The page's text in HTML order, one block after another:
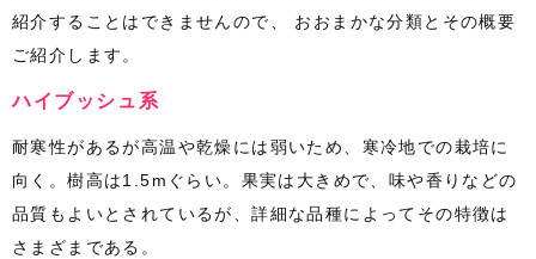
紹介することはできませんので、 おおまかな分類とその概要
ご紹介します。
ハイブッシュ系
耐寒性があるが高温や乾燥には弱いため、寒冷地での栽培に
向く。樹高は1.5mぐらい。果実は大きめで、味や香りなどの
品質もよいとされているが、詳細な品種によってその特徴は
さまざまである。